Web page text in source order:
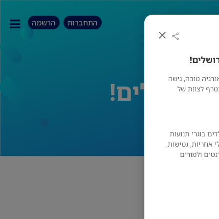
טובה, גישה
לצוות של
בוגרי תנועות
אחריות, גמישות,
ולמורים
התחברות הרשמה